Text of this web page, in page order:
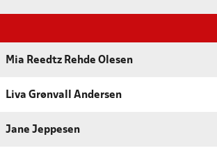
Mia Reedtz Rehde Olesen
Liva Grønvall Andersen
Jane Jeppesen